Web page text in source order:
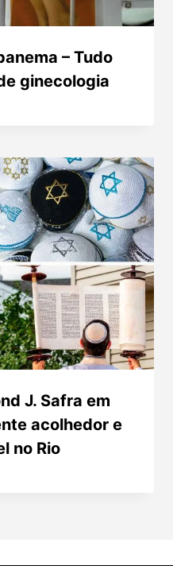
– Tudo
ginecologia
J. Safra em
acolhedor e
no Rio